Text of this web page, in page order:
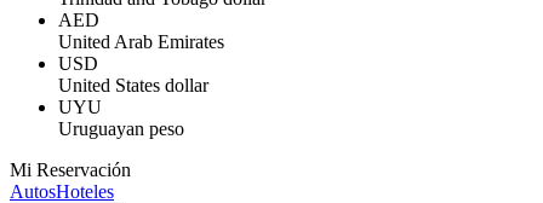
AED
United Arab Emirates
USD
United States dollar
UYU
Uruguayan peso
Mi Reservación
AutosHoteles